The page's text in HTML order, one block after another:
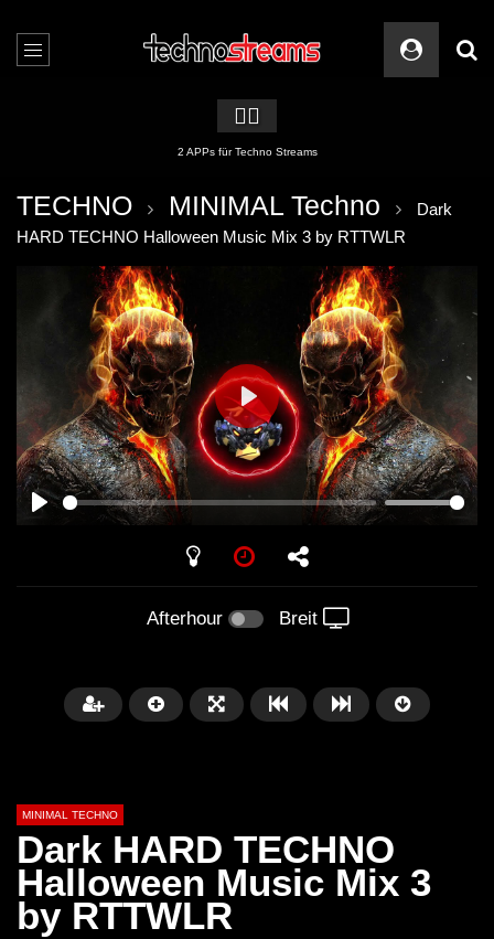
🏳️‍🌈
2 APPs für Techno Streams
TECHNO MINIMAL Techno
Dark
HARD TECHNO Halloween Music Mix 3 by RTTWLR
PLAY
Afterhour Breit
03:28
MINIMAL TECHNO
Dark HARD TECHNO
Halloween Music Mix 3
by RTTWLR